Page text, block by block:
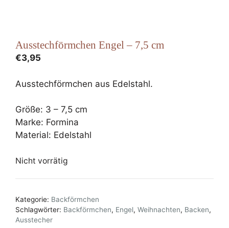
Ausstechförmchen Engel – 7,5 cm
€3,95
Ausstechförmchen aus Edelstahl.
Größe: 3 – 7,5 cm
Marke: Formina
Material: Edelstahl
Nicht vorrätig
Kategorie: Backförmchen
Schlagwörter: Backförmchen, Engel, Weihnachten, Backen,
Ausstecher